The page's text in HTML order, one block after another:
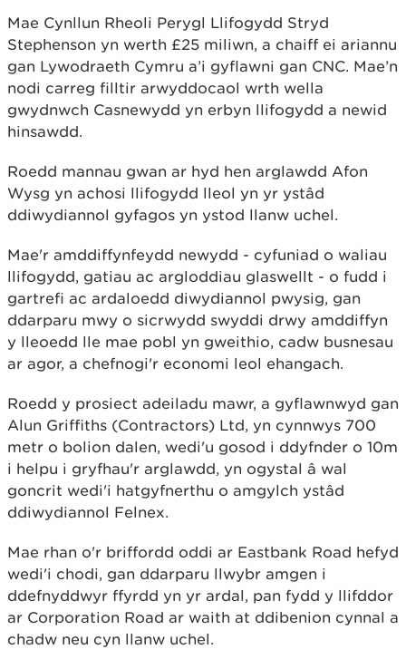
Mae Cynllun Rheoli Perygl Llifogydd Stryd
Stephenson yn werth £25 miliwn, a chaiff ei ariannu
gan Lywodraeth Cymru a’i gyflawni gan CNC. Mae’n
nodi carreg filltir arwyddocaol wrth wella
gwydnwch Casnewydd yn erbyn llifogydd a newid
hinsawdd.
Roedd mannau gwan ar hyd hen arglawdd Afon
Wysg yn achosi llifogydd lleol yn yr ystâd
ddiwydiannol gyfagos yn ystod llanw uchel.
Mae'r amddiffynfeydd newydd - cyfuniad o waliau
llifogydd, gatiau ac argloddiau glaswellt - o fudd i
gartrefi ac ardaloedd diwydiannol pwysig, gan
ddarparu mwy o sicrwydd swyddi drwy amddiffyn
y lleoedd lle mae pobl yn gweithio, cadw busnesau
ar agor, a chefnogi'r economi leol ehangach.
Roedd y prosiect adeiladu mawr, a gyflawnwyd gan
Alun Griffiths (Contractors) Ltd, yn cynnwys 700
metr o bolion dalen, wedi'u gosod i ddyfnder o 10m
i helpu i gryfhau'r arglawdd, yn ogystal â wal
goncrit wedi'i hatgyfnerthu o amgylch ystâd
ddiwydiannol Felnex.
Mae rhan o'r briffordd oddi ar Eastbank Road hefyd
wedi'i chodi, gan ddarparu llwybr amgen i
ddefnyddwyr ffyrdd yn yr ardal, pan fydd y llifddor
ar Corporation Road ar waith at ddibenion cynnal a
chadw neu cyn llanw uchel.